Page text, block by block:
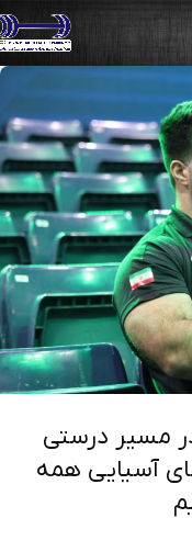
مسیر درستی
آسیایی همه